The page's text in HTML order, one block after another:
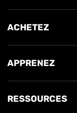
ACHETEZ
APPRENEZ
RESSOURCES